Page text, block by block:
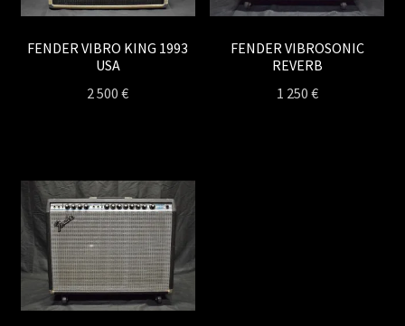
FENDER VIBRO KING 1993
USA
2 500€
FENDER VIBROSONIC
REVERB
1 250 €